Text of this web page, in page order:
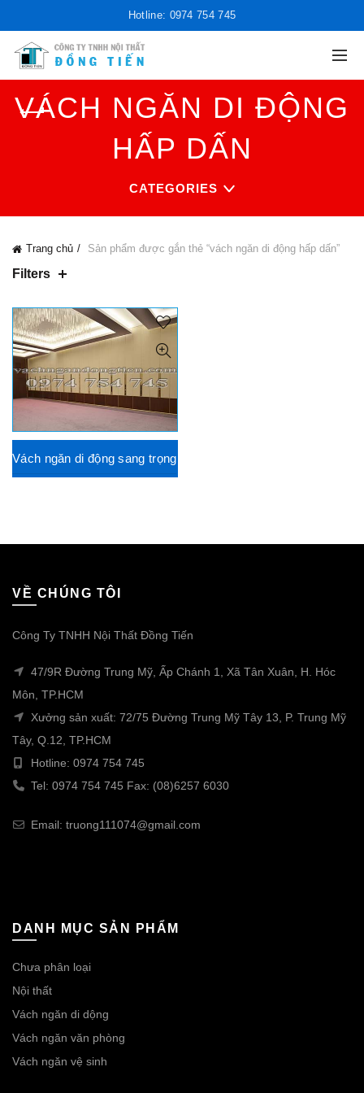
Hotline: 0974 754 745
VÁCH NGĂN DI ĐỘNG
HẤP DẤN
CATEGORIES
Trang chủ Sản phẩm được gắn thẻ “vách ngăn di động hấp dấn”
Filters
Vách ngăn di động sang trọng
VỀ CHÚNG TÔI
Công Ty TNHH Nội Thất Đồng Tiến
47/9R Đường Trung Mỹ, Ấp Chánh 1, Xã Tân Xuân, H. Hóc
Môn, TP.HCM
Xưởng sản xuất: 72/75 Đường Trung Mỹ Tây 13, P. Trung Mỹ
Tây, Q.12, TP.HCM
Hotline: 0974 754 745
Tel: 0974 754 745 Fax: (08)6257 6030
Email: truong111074@gmail.com
DANH MỤC SẢN PHẨM
Chưa phân loại
Nội thất
Vách ngăn di dộng
Vách ngăn văn phòng
Vách ngăn vệ sinh